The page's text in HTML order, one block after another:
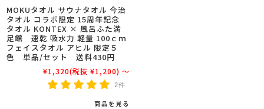
MOKUタオル サウナタオル 今治
タオル コラボ限定 15周年記念
タオル KONTEX × 風呂ふた満
足館 速乾 吸水力 軽量 100ｃｍ
フェイスタオル アヒル 限定５
色 単品/セット 送料430円
¥1,320(税抜 ¥1,200) ～
2件
商品を見る